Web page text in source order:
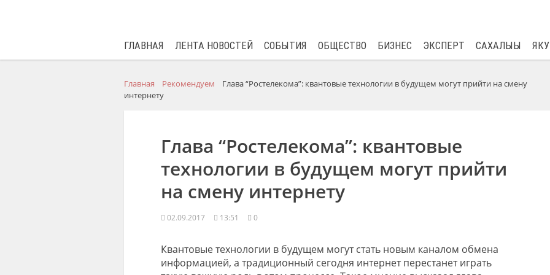
ГЛАВНАЯ ЛЕНТА НОВОСТЕЙ СОБЫТИЯ ОБЩЕСТВО БИЗНЕС ЭКСПЕРТ САХАЛЫЫ
Главная Рекомендуем
Глава “Ростелекома”: квантовые технологии в будущем могут прийти на смену
интернету
Глава “Ростелекома”: квантовые
технологии в будущем могут прийти
на смену интернету
02.09.2017 13:51 0
Квантовые технологии в будущем могут стать новым каналом обмена
информацией, а традиционный сегодня интернет перестанет играть